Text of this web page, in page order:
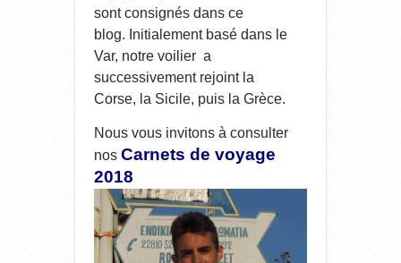
sont consignés dans ce
blog. Initialement basé dans le
Var, notre voilier a
successivement rejoint la
Corse, la Sicile, puis la Grèce.
Nous vous invitons à consulter
nos Carnets de voyage
2018